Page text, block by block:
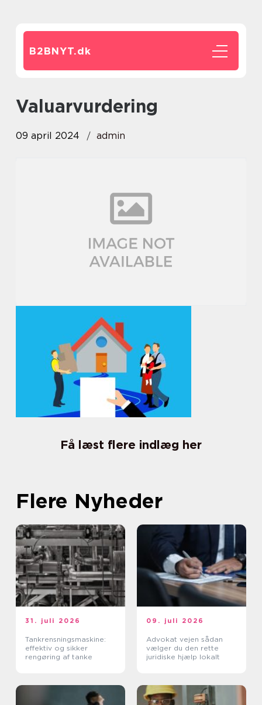
B2BNYT.dk
valuarvurdering
09 april 2024 admin
Få læst flere indlæg her
Flere Nyheder
31. juli 2026
Tankrensningsmaskine:
effektiv og sikker
rengøring af tanke
09. juli 2026
Advokat vejen sådan
vælger du den rette
juridiske hjælp lokalt